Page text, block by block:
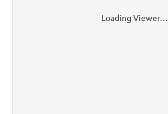
Loading Viewer…